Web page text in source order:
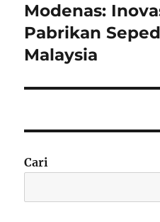
Next
post:
Modenas:
Pabrikan
Malaysia
Cari